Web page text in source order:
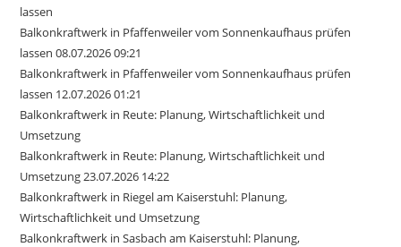
lassen
Balkonkraftwerk in Pfaffenweiler vom Sonnenkaufhaus prüfen
lassen 08.07.2026 09:21
Balkonkraftwerk in Pfaffenweiler vom Sonnenkaufhaus prüfen
lassen 12.07.2026 01:21
Balkonkraftwerk in Reute: Planung, Wirtschaftlichkeit und
Umsetzung
Balkonkraftwerk in Reute: Planung, Wirtschaftlichkeit und
Umsetzung 23.07.2026 14:22
Balkonkraftwerk in Riegel am Kaiserstuhl: Planung,
Wirtschaftlichkeit und Umsetzung
Balkonkraftwerk in Sasbach am Kaiserstuhl: Planung,